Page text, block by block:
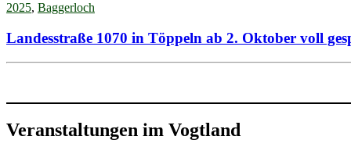
2025, Baggerloch
Landesstraße 1070 in Töppeln ab 2. Oktober voll
Veranstaltungen im Vogtland